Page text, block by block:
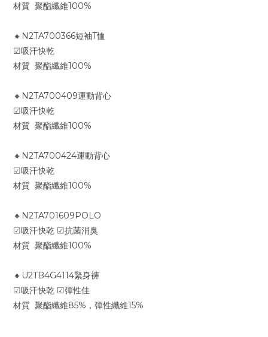
材質 聚酯纖維100%
🔸N2TA700366短袖T恤
☑吸汗快乾
材質 聚酯纖維100%
🔸N2TA700409運動背心
☑吸汗快乾
材質 聚酯纖維100%
🔸N2TA700424運動背心
☑吸汗快乾
材質 聚酯纖維100%
🔸N2TA701609POLO
☑吸汗快乾 ☑抗菌消臭
材質 聚酯纖維100%
🔸U2TB4G4114緊身褲
☑吸汗快乾 ☑彈性佳
材質 聚酯纖維85%，彈性纖維15%